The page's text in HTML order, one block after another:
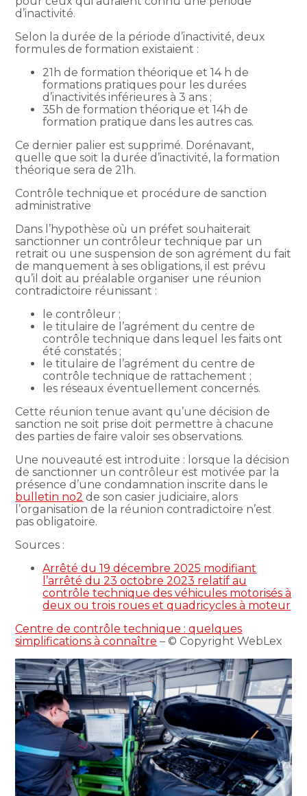
d’inactivité.
Selon la durée de la période d’inactivité, deux
formules de formation existaient :
21h de formation théorique et 14 h de
formations pratiques pour les durées
d’inactivités inférieures à 3 ans ;
35h de formation théorique et 14h de
formation pratique dans les autres cas.
Ce dernier palier est supprimé. Dorénavant,
quelle que soit la durée d’inactivité, la formation
théorique sera de 21h.
Contrôle technique et procédure de sanction
administrative
Dans l’hypothèse où un préfet souhaiterait
sanctionner un contrôleur technique par un
retrait ou une suspension de son agrément du fait
de manquement à ses obligations, il est prévu
qu’il doit au préalable organiser une réunion
contradictoire réunissant :
le contrôleur ;
le titulaire de l’agrément du centre de
contrôle technique dans lequel les faits ont
été constatés ;
le titulaire de l’agrément du centre de
contrôle technique de rattachement ;
les réseaux éventuellement concernés.
Cette réunion tenue avant qu’une décision de
sanction ne soit prise doit permettre à chacune
des parties de faire valoir ses observations.
Une nouveauté est introduite : lorsque la décision
de sanctionner un contrôleur est motivée par la
présence d’une condamnation inscrite dans le
bulletin no2 de son casier judiciaire, alors
l’organisation de la réunion contradictoire n’est
pas obligatoire.
Sources :
Arrêté du 19 décembre 2025 modifiant
l’arrêté du 23 octobre 2023 relatif au
contrôle technique des véhicules motorisés à
deux ou trois roues et quadricycles à moteur
Centre de contrôle technique : quelques
simplifications à connaître – © Copyright WebLex